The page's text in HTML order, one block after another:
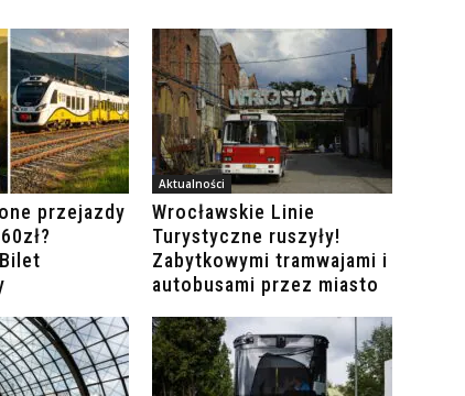
przejazdy
Aktualności
Wrocławskie Linie
Turystyczne ruszyły!
Zabytkowymi tramwajami i
autobusami przez miasto